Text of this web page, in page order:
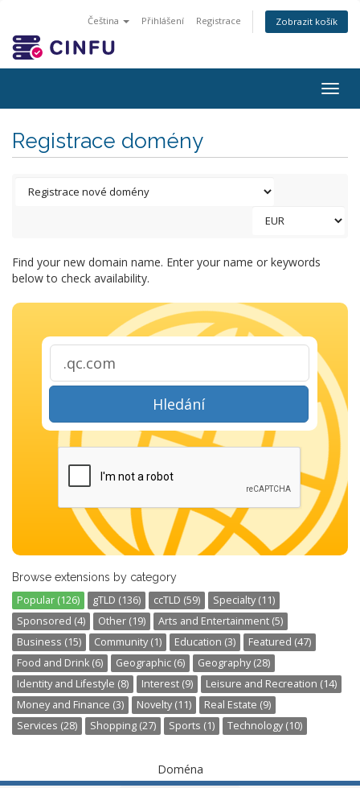
Čeština Přihlášení Registrace Zobrazit košík
Registrace domény
Find your new domain name. Enter your name or keywords
below to check availability.
Hledání
Browse extensions by category
Popular (126) gTLD (136) ccTLD (59)
Specialty (11)
Sponsored (4)
Other (19)
Arts and Entertainment (5)
Business (15)
Community (1) Education (3)
Featured (47)
Food and Drink (6)
Geographic (6)
Geography (28)
Identity and Lifestyle (8)
Interest (9)
Leisure and Recreation (14)
Money and Finance (3)
Novelty (11)
Real Estate (9)
Services (28)
Shopping (27) Sports (1) Technology (10)
Doména